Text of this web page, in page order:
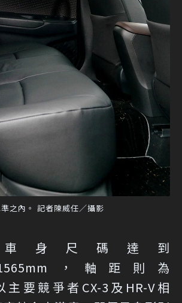
之內。 記者陳威任／攝影
車身尺碼達到
，軸距則為
主要競爭者CX-3及HR-V相